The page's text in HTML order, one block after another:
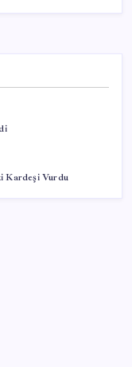
Kardeşi Vurdu